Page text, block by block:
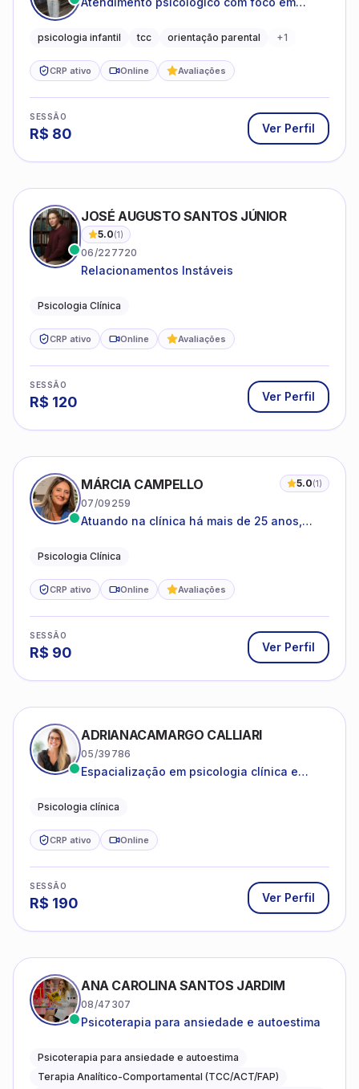
promovendo equilíbrio emocional e
psicologia infantil tcc orientação parental +1
CRP ativo Online Avaliações
SESSÃO
R$ 80 Ver Perfil
JOSÉ AUGUSTO SANTOS JÚNIOR
5.0(1)
06/227720
Relacionamentos Instáveis
Psicologia Clínica
CRP ativo Online Avaliações
SESSÃO
R$ 120 Ver Perfil
MÁRCIA CAMPELLO 5.0(1)
07/09259
Atuando na clínica há mais de 25 anos,
estruturas, com experiência em
Psicologia Clínica
CRP ativo Online Avaliações
SESSÃO
R$ 90 Ver Perfil
ADRIANACAMARGO CALLIARI
05/39786
Espacialização em psicologia clínica e
Psicologia clínica
CRP ativo Online
SESSÃO
R$ 190 Ver Perfil
ANA CAROLINA SANTOS JARDIM
08/47307
Psicoterapia para ansiedade e autoestima
Psicoterapia para ansiedade e autoestima
Terapia Analítico-Comportamental (TCC/ACT/FAP)